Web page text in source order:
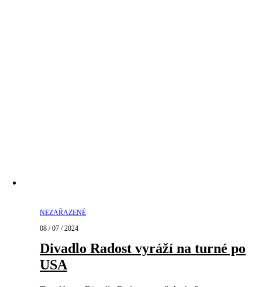
NEZAŘAZENÉ
08 / 07 / 2024
Divadlo Radost vyráží na turné po
USA